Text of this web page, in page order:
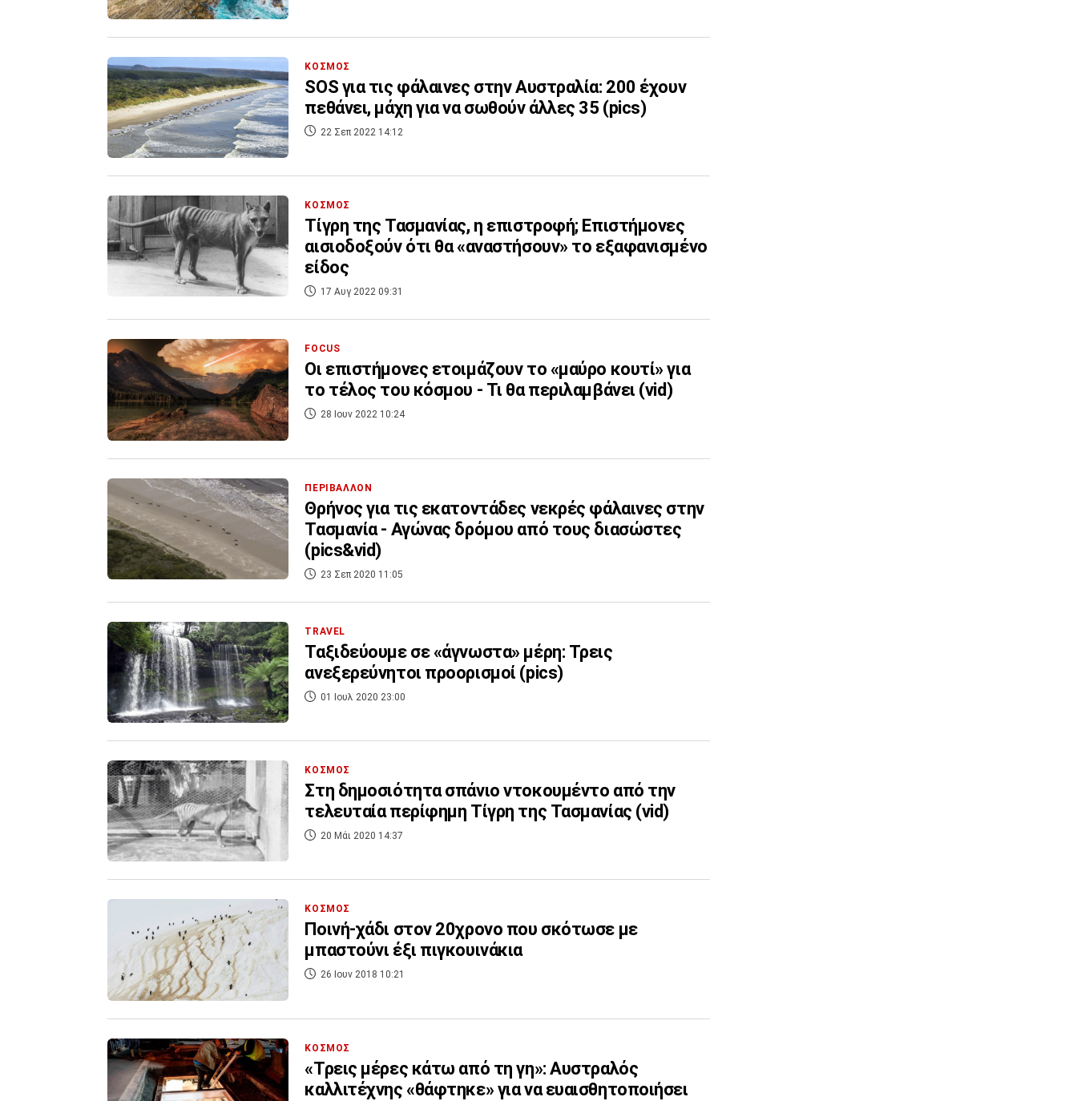
ΚΟΣΜΟΣ
SOS για τις φάλαινες στην Αυστραλία: 200 έχουν
πεθάνει, μάχη για να σωθούν άλλες 35 (pics)
22 Σεπ 2022 14:12
ΚΟΣΜΟΣ
Τίγρη της Τασμανίας, η επιστροφή; Επιστήμονες
αισιοδοξούν ότι θα «αναστήσουν» το εξαφανισμένο
είδος
17 Αυγ 2022 09:31
FOCUS
Οι επιστήμονες ετοιμάζουν το «μαύρο κουτί» για
το τέλος του κόσμου - Τι θα περιλαμβάνει (vid)
28 Ιουν 2022 10:24
ΠΕΡΙΒΑΛΛΟΝ
Θρήνος για τις εκατοντάδες νεκρές φάλαινες στην
Τασμανία - Αγώνας δρόμου από τους διασώστες
(pics&vid)
23 Σεπ 2020 11:05
TRAVEL
Ταξιδεύουμε σε «άγνωστα» μέρη: Τρεις
ανεξερεύνητοι προορισμοί (pics)
01 Ιουλ 2020 23:00
ΚΟΣΜΟΣ
Στη δημοσιότητα σπάνιο ντοκουμέντο από την
τελευταία περίφημη Τίγρη της Τασμανίας (vid)
20 Μάι 2020 14:37
ΚΟΣΜΟΣ
Ποινή-χάδι στον 20χρονο που σκότωσε με
μπαστούνι έξι πιγκουινάκια
26 Ιουν 2018 10:21
ΚΟΣΜΟΣ
«Τρεις μέρες κάτω από τη γη»: Αυστραλός
καλλιτέχνης «θάφτηκε» για να ευαισθητοποιήσει